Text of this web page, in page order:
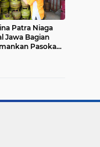
Patra Niaga
Jawa Bagian
Pasokan